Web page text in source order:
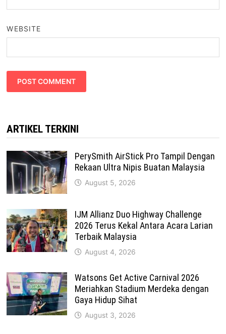
WEBSITE
ARTIKEL TERKINI
PerySmith AirStick Pro Tampil Dengan
Rekaan Ultra Nipis Buatan Malaysia
August 5, 2026
IJM Allianz Duo Highway Challenge
2026 Terus Kekal Antara Acara Larian
Terbaik Malaysia
August 4, 2026
Watsons Get Active Carnival 2026
Meriahkan Stadium Merdeka dengan
Gaya Hidup Sihat
August 3, 2026